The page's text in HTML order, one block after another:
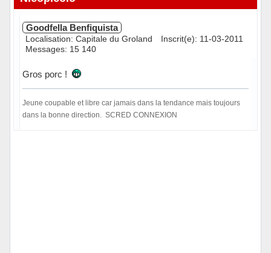
Goodfella Benfiquista
Localisation: Capitale du Groland
Inscrit(e): 11-03-2011
Messages: 15 140
Gros porc !
Jeune coupable et libre car jamais dans la tendance mais toujours
dans la bonne direction. SCRED CONNEXION